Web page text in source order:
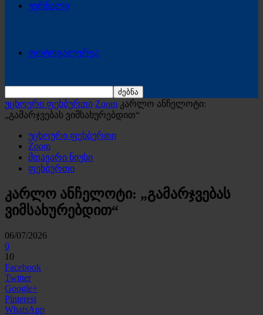
ჟურნალი
ფოტოგალერეა
უცხოური ფეხბურთი Zoom კარლო ანჩელოტი:
„გამარჯვებას ვიმსახურებდით“
უცხოური ფეხბურთი
Zoom
მთავარი ნიუსი
ფეხბურთი
კარლო ანჩელოტი: „გამარჯვებას
ვიმსახურებდით“
06/07/2026
0
10
Facebook
Twitter
Google+
Pinterest
WhatsApp